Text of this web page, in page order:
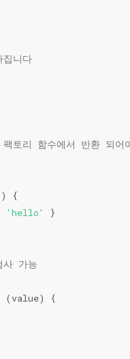
니다
토리 함수에서 반환 되어
)
{
'hello'
}
가능
(value)
{